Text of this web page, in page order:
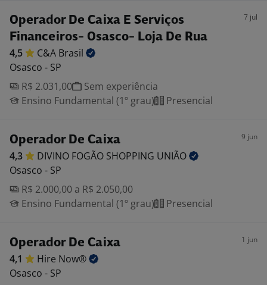
Operador De Caixa E Serviços
Financeiros- Osasco- Loja De Rua
7 jul
4,5 C&A Brasil
Osasco - SP
R$ 2.031,00
Sem experiência
Ensino Fundamental (1º grau)
Presencial
Operador De Caixa 9 jun
4,3 DIVINO FOGÃO SHOPPING UNIÃO
Osasco - SP
R$ 2.000,00 a R$ 2.050,00
Ensino Fundamental (1º grau)
Presencial
Operador De Caixa 1 jun
4,1 Hire Now®
Osasco - SP